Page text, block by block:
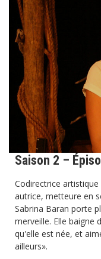
Saison 2 –
Codirectrice
autrice, metteure en
Sabrina Baran porte
merveille. Elle baigne
qu'elle est née, et
ailleurs».